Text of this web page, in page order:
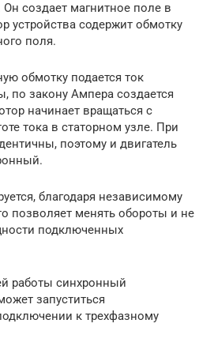
создает магнитное поле в
устройства содержит обмотку
поля.
обмотку подается ток
по закону Ампера создается
начинает вращаться с
тока в статорном узле. При
поэтому и двигатель
благодаря независимому
позволяет менять обороты и не
подключенных
работы синхронный
запуститься
к трехфазному